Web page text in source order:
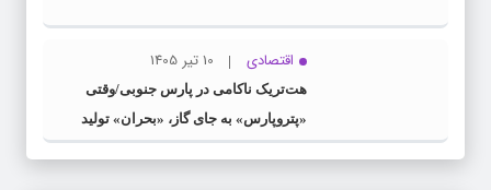
اقتصادی 10 تیر 1405
هت‌تریک ناکامی در پارس جنوبی/وقتی
«پتروپارس» به جای گاز، «بحران» تولید
می‌کند